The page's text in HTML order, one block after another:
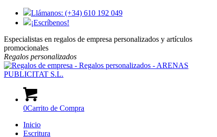
Llámanos: (+34) 610 192 049
¡Escríbenos!
Especialistas en regalos de empresa personalizados y artículos
promocionales
Regalos personalizados
0Carrito de Compra
Inicio
Escritura